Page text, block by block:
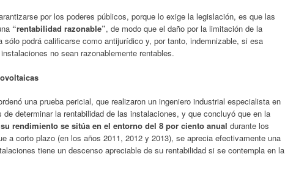
por los poderes públicos, porque lo exige la legislación, es que las
“rentabilidad razonable”, de modo que el daño por la limitación de la
sólo podrá calificarse como antijurídico y, por tanto, indemnizable, si esa
no sean razonablemente rentables.
una prueba pericial, que realizaron un ingeniero industrial especialista en
determinar la rentabilidad de las instalaciones, y que concluyó que en la
su rendimiento se sitúa en el entorno del 8 por ciento anual durante los
a corto plazo (en los años 2011, 2012 y 2013), se aprecia efectivamente una
tiene un descenso apreciable de su rentabilidad si se contempla en la